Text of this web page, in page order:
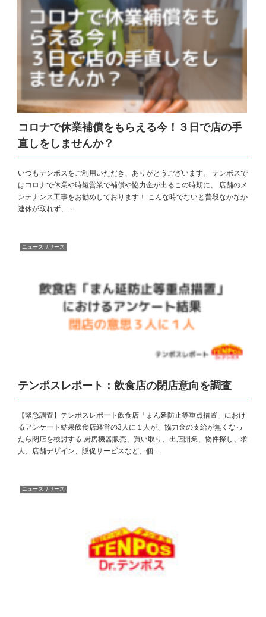
コロナで休業補償をもらえる今！３日で店の手
直しをしませんか？
いつもテンポスをご利用いただき、ありがとうございます。 テンポスで
はコロナで休業や時短営業で補償や協力金が出るこの時期に、 店舗のメ
ンテナンス工事をお勧めしております！ こんな時でないと普段なかなか
連休が取れず、...
ニュースリリース
テンポスレポート：飲食店の閉店意向を調査
【緊急調査】テンポスレポート飲食店「まん延防止等重点措置」におけ
るアンケート結果飲食店経営の3人に１人が、協力金の支給が無くなっ
たら閉店を検討する 厨房機器販売、買い取り、出店開業、物件探し、求
人、店舗デザイン、販促サービスなど、個...
ニュースリリース